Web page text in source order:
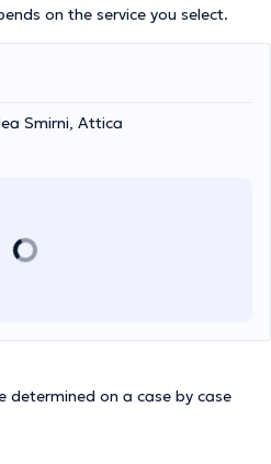
on the service you select.
Smirni, Attica
determined on a case by case